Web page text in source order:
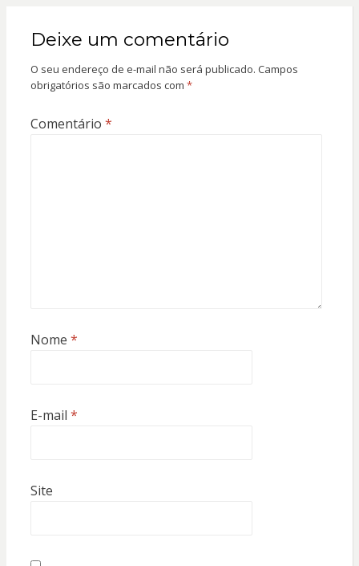
Deixe um comentário
O seu endereço de e-mail não será publicado. Campos
obrigatórios são marcados com *
Comentário *
Nome *
E-mail *
Site